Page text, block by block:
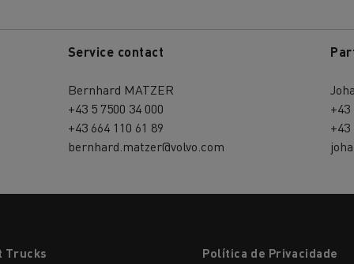
Service contact
Bernhard MATZER
+43 5 7500 34 000
+43 664 110 61 89
bernhard.matzer@volvo.com
+43
+43
Trucks Política de Privacidade